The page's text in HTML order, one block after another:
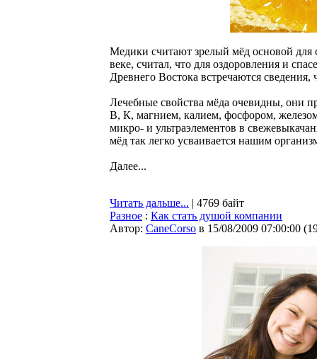
Медики считают зрелый мёд основой
веке, считал, что для оздоровления и
Древнего Востока встречаются
Лечебные свойства мёда очевидны, они
В, К, магнием, калием, фосфором,
микро- и ультраэлементов в
мёд так легко усваивается нашим
Далее...
Читать дальше... | 4769 байт
Разное : Как стать душой компании
Автор: CaneCorso в 15/08/2009 07:00:00 (